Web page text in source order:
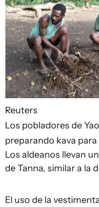
Reuters
Los pobladores de
preparando kava
Los aldeanos llevan
de Tanna, similar a la
El uso de la